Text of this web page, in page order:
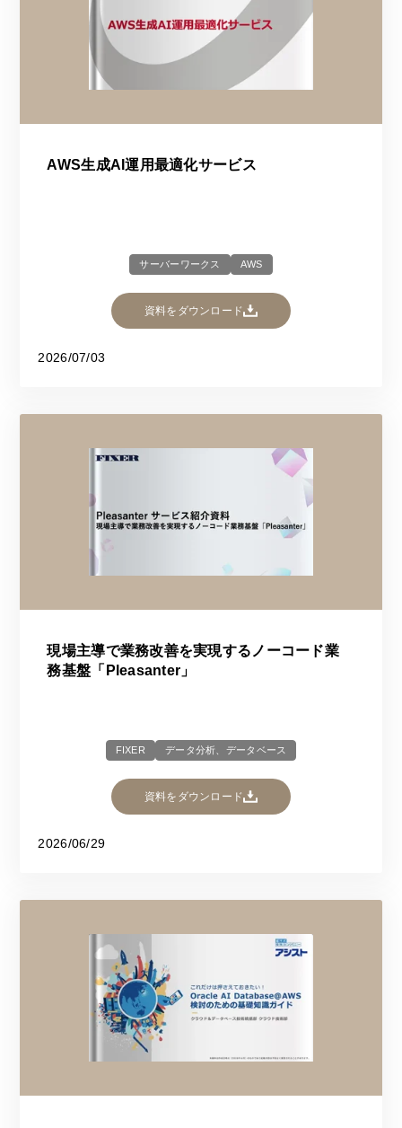
AWS生成AI運用最適化サービス
サーバーワークス AWS
資料をダウンロード
2026/07/03
現場主導で業務改善を実現するノーコード業
務基盤「Pleasanter」​​
FIXER データ分析、データベース
資料をダウンロード
2026/06/29